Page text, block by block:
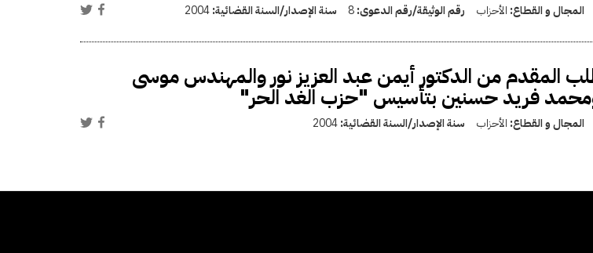
المجال و القطاع: الأحزاب رقم الوثيقة/رقم الدعوى:8 سنة الإصدار/السنة القضائية:2004
المقدم من الدكتور أيمن عبد العزيز نور والمهندس موسى
فريد حسنين بتأسيس "حزب الغد الحر"
المجال و القطاع: الأحزاب سنة الإصدار/السنة القضائية:2004